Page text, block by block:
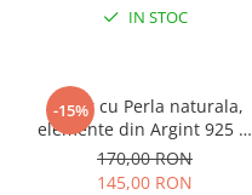
IN STOC
-15%
Colier cu Perla naturala,
elemente din Argint 925 si
margele Miyuki, multicolor
170,00 RON
145,00 RON